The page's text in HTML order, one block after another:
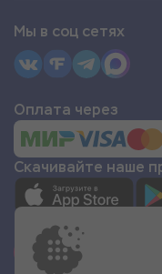
Мы в соц сетях
Оплата через
Скачивайте наше